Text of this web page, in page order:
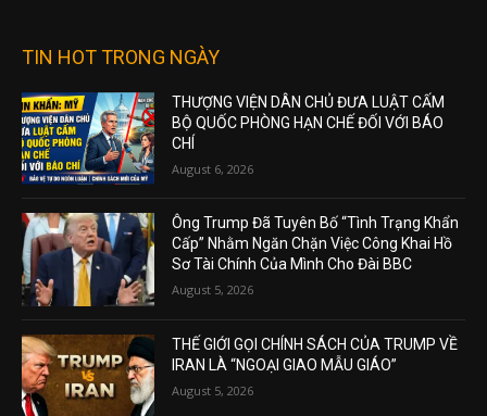
TIN HOT TRONG NGÀY
THƯỢNG VIỆN DÂN CHỦ ĐƯA LUẬT CẤM
BỘ QUỐC PHÒNG HẠN CHẾ ĐỐI VỚI BÁO
CHÍ
August 6, 2026
Ông Trump Đã Tuyên Bố “Tình Trạng Khẩn
Cấp” Nhằm Ngăn Chặn Việc Công Khai Hồ
Sơ Tài Chính Của Mình Cho Đài BBC
August 5, 2026
THẾ GIỚI GỌI CHÍNH SÁCH CỦA TRUMP VỀ
IRAN LÀ “NGOẠI GIAO MẪU GIÁO”
August 5, 2026